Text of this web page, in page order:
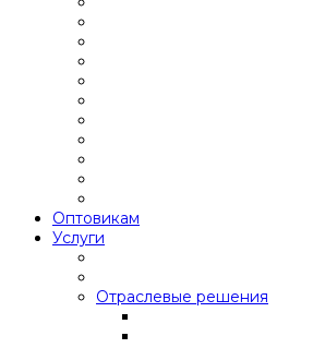
Оптовикам
Услуги
Отраслевые решения